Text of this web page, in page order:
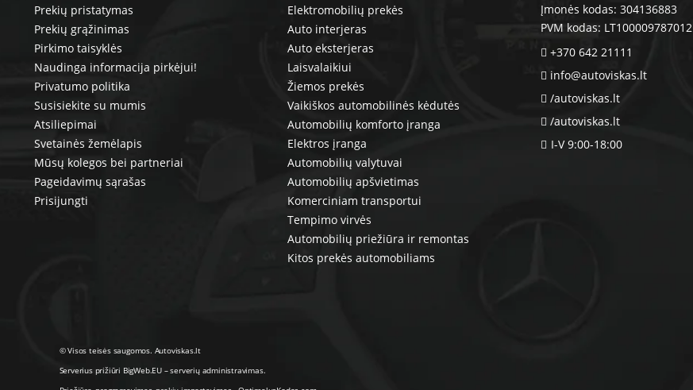
Prekių pristatymas
Prekių grąžinimas
Pirkimo taisyklės
Naudinga informacija pirkėjui!
Privatumo politika
Susisiekite su mumis
Atsiliepimai
Svetainės žemėlapis
Mūsų kolegos bei partneriai
Pageidavimų sąrašas
Prisijungti
Elektromobilių prekės
Auto interjeras
Auto eksterjeras
Laisvalaikiui
Žiemos prekės
Vaikiškos automobilinės kėdutės
Automobilių komforto įranga
Elektros įranga
Automobilių valytuvai
Automobilių apšvietimas
Komerciniam transportui
Tempimo virvės
Automobilių priežiūra ir remontas
Kitos prekės automobiliams
Įmonės kodas: 304136883
PVM kodas: LT100009787012
+370 642 21111
info@autoviskas.lt
/autoviskas.lt
/autoviskas.lt
I-V 9:00-18:00
© Visos teisės saugomos. Autoviskas.lt
Serverius prižiūri BigWeb.EU–serverių administravimas.